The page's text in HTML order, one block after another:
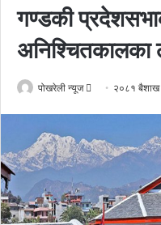
गण्डकी
अनिश्चितकालका
पोखरेली न्यूज
Send २०८१ बैशाख